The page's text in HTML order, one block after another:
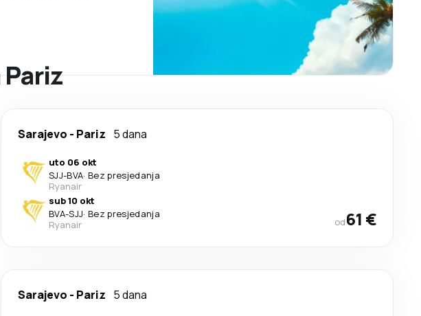
Sarajevo - Pariz 5 dana
uto 06 okt
SJJ-BVA· Bez presjedanja
Ryanair
sub 10 okt
BVA-SJJ· Bez presjedanja
Ryanair
od61 €
Sarajevo - Pariz 5 dana